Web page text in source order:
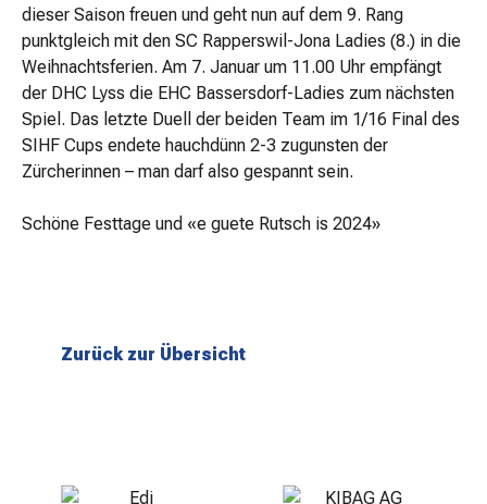
dieser Saison freuen und geht nun auf dem 9. Rang
punktgleich mit den SC Rapperswil-Jona Ladies (8.) in die
Weihnachtsferien. Am 7. Januar um 11.00 Uhr empfängt
der DHC Lyss die EHC Bassersdorf-Ladies zum nächsten
Spiel. Das letzte Duell der beiden Team im 1/16 Final des
SIHF Cups endete hauchdünn 2-3 zugunsten der
Zürcherinnen – man darf also gespannt sein.
Schöne Festtage und «e guete Rutsch is 2024»
Zurück zur Übersicht